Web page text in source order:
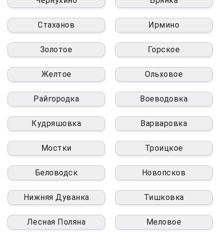
Стаханов Ирмино
Золотое Горское
Желтое Ольховое
Райгородка Воеводовка
Кудряшовка Варваровка
Мостки Троицкое
Беловодск Новопсков
Нижняя Дуванка Тишковка
Лесная Поляна Меловое